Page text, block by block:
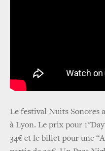
Le festival Nuits Sonores
à Lyon. Le prix pour
34€ et le billet pour une